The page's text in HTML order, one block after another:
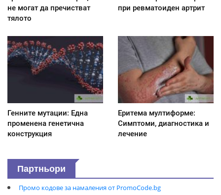
не могат да пречистват
тялото
при ревматоиден артрит
Генните мутации: Една
променена генетична
конструкция
Еритема мултиформе:
Симптоми, диагностика и
лечение
Партньори
Промо кодове за намаления от PromoCode.bg